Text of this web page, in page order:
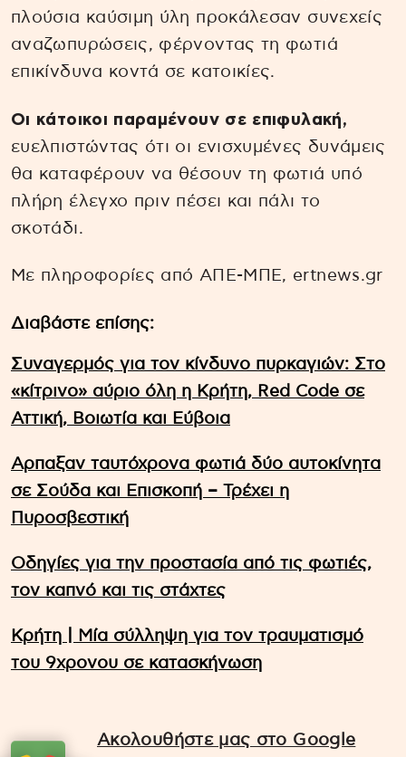
πλούσια καύσιμη ύλη προκάλεσαν συνεχείς
αναζωπυρώσεις, φέρνοντας τη φωτιά
επικίνδυνα κοντά σε κατοικίες.
Οι κάτοικοι παραμένουν σε επιφυλακή,
ευελπιστώντας ότι οι ενισχυμένες δυνάμεις
θα καταφέρουν να θέσουν τη φωτιά υπό
πλήρη έλεγχο πριν πέσει και πάλι το
σκοτάδι.
Με πληροφορίες από ΑΠΕ-ΜΠΕ, ertnews.gr
Διαβάστε επίσης:
Συναγερμός για τον κίνδυνο πυρκαγιών: Στο
«κίτρινο» αύριο όλη η Κρήτη, Red Code σε
Αττική, Βοιωτία και Εύβοια
Αρπαξαν ταυτόχρονα φωτιά δύο αυτοκίνητα
σε Σούδα και Επισκοπή – Τρέχει η
Πυροσβεστική
Οδηγίες για την προστασία από τις φωτιές,
τον καπνό και τις στάχτες
Κρήτη | Μία σύλληψη για τον τραυματισμό
του 9χρονου σε κατασκήνωση
Ακολουθήστε μας στο Google